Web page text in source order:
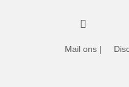
Mail ons|